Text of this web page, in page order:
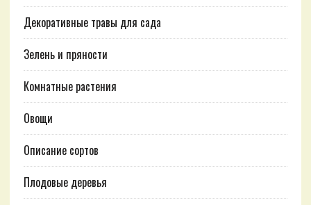
Декоративные травы для сада
Зелень и пряности
Комнатные растения
Овощи
Описание сортов
Плодовые деревья